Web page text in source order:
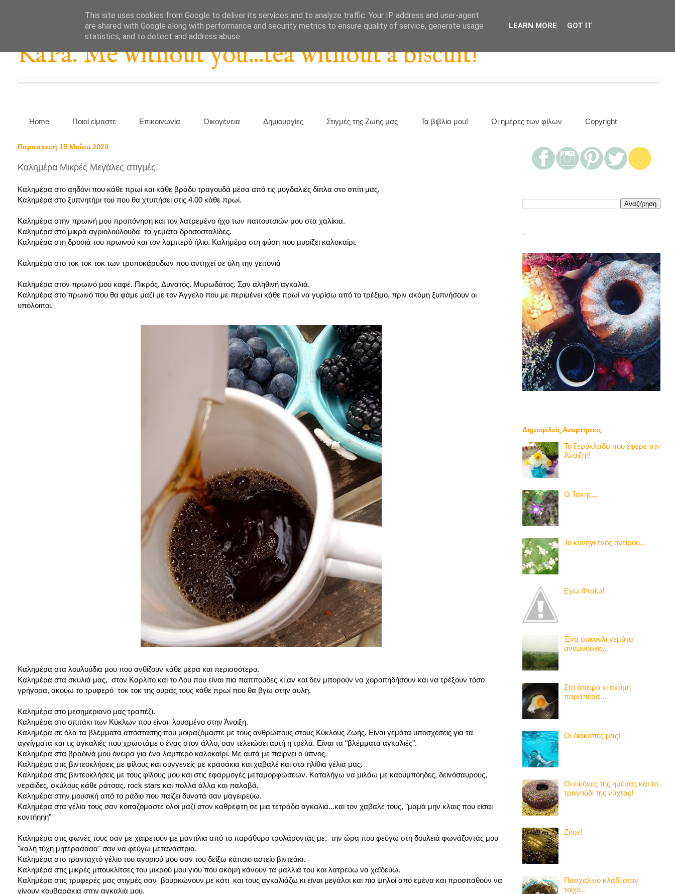
KaPa. Me without you...tea without a biscuit!
Home Ποιοί είμαστε Επικοινωνία Οικογένεια Δημιουργίες Στιγμές της Ζωής μας Τα βιβλία μου! Οι ημέρες των φίλων Copyright
Παρασκευή 15 Μαΐου 2020
Καλημέρα Μικρές Μεγάλες στιγμές.
Καλημέρα στο αηδόνι που κάθε πρωί και κάθε βράδυ τραγουδά μέσα από τις μυγδαλιές δίπλα στο σπίτι μας.
Καλημέρα στο ξυπνητήρι του που θα χτυπήσει στις 4.00 κάθε πρωί.
Καλημέρα στην πρωινή μου προπόνηση και τον λατρεμένο ήχο των παπουτσιών μου στα χαλίκια.
Καλημέρα στο μικρά αγριολούλουδα τα γεμάτα δροσοσταλίδες.
Καλημέρα στη δροσιά του πρωινού και τον λαμπερό ήλιο. Καλημέρα στη φύση που μυρίζει καλοκαίρι.
Καλημέρα στο τοκ τοκ τοκ των τρυποκάρυδων που αντηχεί σε όλη την γειτονιά
Καλημέρα στον πρωινό μου καφέ. Πικρός. Δυνατός. Μυρωδάτος. Σαν αληθινή αγκαλιά.
Καλημέρα στο πρωινό που θα φάμε μαζί με τον Άγγελο που με περιμένει κάθε πρωί να γυρίσω από το τρέξιμο, πριν ακόμη ξυπνήσουν οι
υπόλοιποι.
Καλημέρα στα λουλούδια μου που ανθίζουν κάθε μέρα και περισσότερο.
Καλημέρα στα σκυλιά μας, στον Καρλίτο και το Λου που είναι πια παππούδες κι αν και δεν μπορούν να χοροπηδήσουν και να τρέξουν τόσο
γρήγορα, ακούω το τρυφερό τοκ τοκ της ουράς τους κάθε πρωί που θα βγω στην αυλή.
Καλημέρα στο μεσημεριανό μας τραπέζι.
Καλημέρα στο σπιτάκι των Κύκλων που είναι λουσμένο στην Άνοιξη.
Καλημέρα σε όλα τα βλέμματα απόστασης που μοιραζόμαστε με τους ανθρώπους στους Κύκλους Ζωής. Είναι γεμάτα υποσχέσεις για τα
αγγίγματα και τις αγκαλιές που χρωστάμε ο ένας στον άλλο, σαν τελειώσει αυτή η τρέλα. Είναι τα "βλέμματα αγκαλιές".
Καλημέρα στα βραδινά μου όνειρα για ένα λαμπερό καλοκαίρι. Με αυτά με παίρνει ο ύπνος.
Καλημέρα στις βιντεοκλήσεις με φίλους και συγγενείς με κρασάκια και χαβαλέ και στα ηλίθια γέλια μας.
Καλημέρα στις βιντεοκλήσεις με τους φίλους μου και στις εφαρμογές μεταμορφώσεων. Καταλήγω να μιλάω με καουμπόηδες, δεινόσαυρους,
νεράιδες, σκύλους κάθε ράτσας, rock stars και πολλά άλλα και παλαβά.
Καλημέρα στην μουσική από το ράδιο που παίζει δυνατά σαν μαγειρεύω.
Καλημέρα στα γέλια τους σαν κοιταζόμαστε όλοι μαζί στον καθρέφτη σε μια τετράδα αγκαλιά...και τον χαβαλέ τους, "μαμά μην κλαις που είσαι
κοντήηηη"
Καλημέρα στις φωνές τους σαν με χαιρετούν με μαντίλια από το παράθυρο τρολάροντας με, την ώρα που φεύγω στη δουλειά φωνάζοντάς μου
"καλή τύχη μητέρααααα" σαν να φεύγω μετανάστρια.
Καλημέρα στο τρανταχτό γέλιο του αγοριού μου σαν του δείξω κάποιο αστείο βιντεάκι.
Καλημέρα στις μικρές μπουκλίτσες του μικρού μου γιου που ακόμη κάνουν τα μαλλιά του και λατρεύω να χαϊδεύω.
Καλημέρα στις τρυφερές μας στιγμές σαν βουρκώνουν με κάτι και τους αγκαλιάζω κι είναι μεγάλοι και πιο ψηλοί από εμένα και προσπαθούν να
γίνουν κουβαράκια στην αγκαλιά μου.
`
Δημοφιλείς Αναρτήσεις
Το ξερόκλαδο που έφερε την
Άνοιξη!!
Ο Τάκης...
Το κυνήγι ενός ονείρου...
Εγώ Φταίω!
Ένα σακούλι γεμάτο
αναμνήσεις...
Στο άπειρο κι ακόμη
παραπέρα...
Οι διακοπές μας!
Οι εικόνες της ημέρας και το
τραγούδι της νύχτας!
Ζήσε!
Πασχαλινό κλαδί στον
τοίχο...
This site uses cookies from Google to deliver its services and to analyze traffic. Your IP address and user-agent
are shared with Google along with performance and security metrics to ensure quality of service, generate usage
statistics, and to detect and address abuse.
LEARN MORE GOT IT